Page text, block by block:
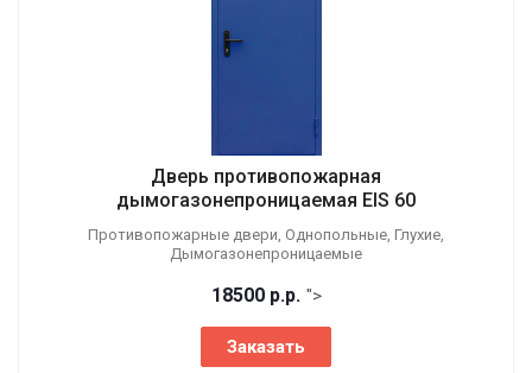
Дверь противопожарная
дымогазонепроницаемая EIS 60
Противопожарные двери, Однопольные, Глухие,
Дымогазонепроницаемые
18500 р.р. ">
Заказать